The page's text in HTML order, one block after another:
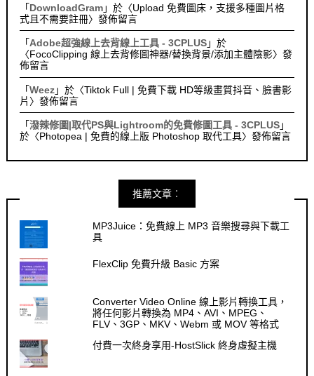
「DownloadGram」於〈Upload 免費圖床，支援多種圖片格
式且不需要註冊〉發佈留言
「 Adobe超強線上去背線上工具 - 3CPLUS」於
〈FocoClipping 線上去背修圖神器/替換背景/添加主體陰影〉發
佈留言
「Weez」於〈Tiktok Full | 免費下載 HD等級畫質抖音、臉書影
片 〉發佈留言
「潑辣修圖|取代PS與Lightroom的免費修圖工具 - 3CPLUS」
於〈Photopea | 免費的線上版 Photoshop 取代工具〉發佈留言
推薦文章︰
MP3Juice：免費線上 MP3 音樂搜尋與下載工
具
FlexClip 免費升級 Basic 方案
Converter Video Online 線上影片轉換工具，
將任何影片轉換為 MP4、AVI、MPEG、
FLV、3GP、MKV、Webm 或 MOV 等格式
付費一次終身享用-HostSlick 終身虛擬主機